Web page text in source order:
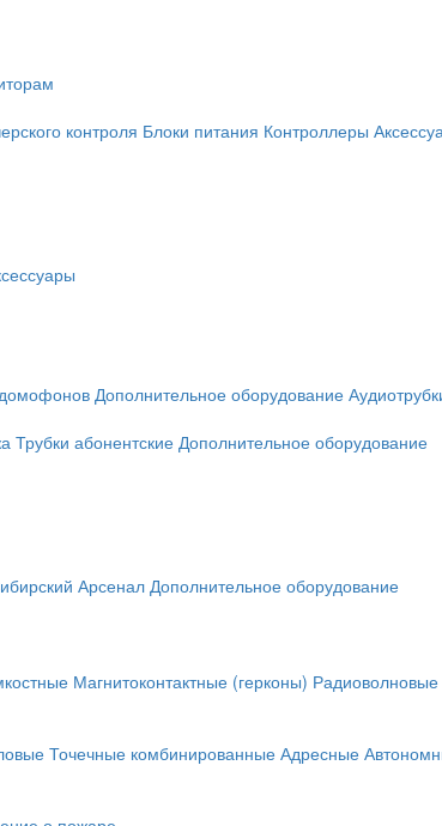
контроля Блоки питания Контроллеры
Дополнительное оборудование
Трубки абонентские Дополнительное оборудование
АрсеналДополнительное оборудование
Магнитоконтактные (герконы) Радиоволновые
Точечные комбинированные Адресные